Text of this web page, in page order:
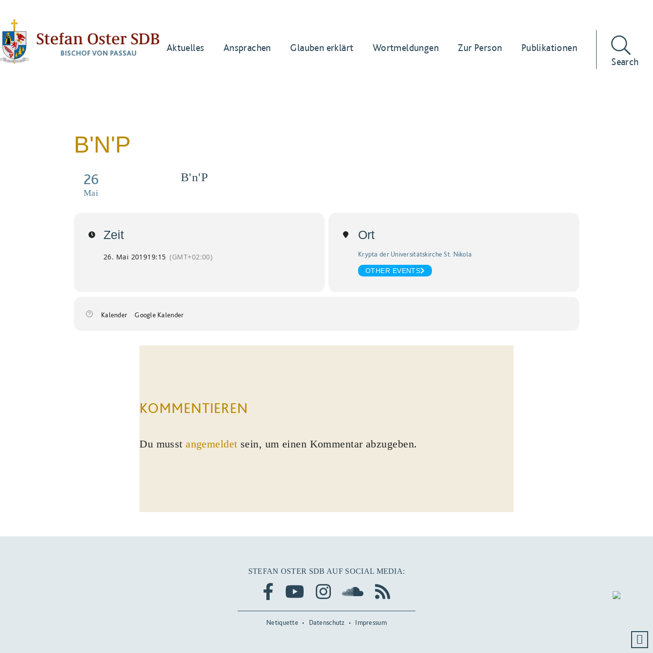
Aktuelles Ansprachen Glauben erklärt Wortmeldungen Zur Person
Publikationen
Search
B'N'P
26
Mai
B'n'P
Zeit
26. Mai 201919:15 (GMT+02:00)
Ort
Krypta der Universitätskirche St. Nikola
OTHER EVENTS
Kalender Google Kalender
KOMMENTIEREN
Du musstangemeldet sein, um einen Kommentar abzugeben.
STEFAN OSTER SDB AUF SOCIAL MEDIA:
Netiquette Datenschutz Impressum